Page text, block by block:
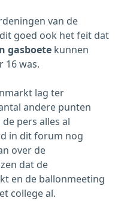
van de
goed ook het feit dat
gasboete kunnen
16 was.
lag ter
andere punten
pers alles al
in dit forum nog
over de
dat de
en de ballonmeeting
college al.